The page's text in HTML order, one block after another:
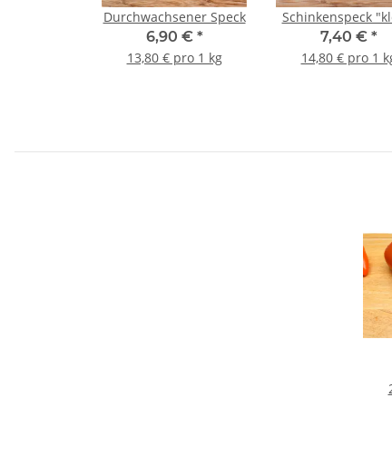
Durchwachsener Speck
6,90 € *
13,80 € pro 1 kg
Schinkenspeck
7,40 € *
14,80 € pro 1